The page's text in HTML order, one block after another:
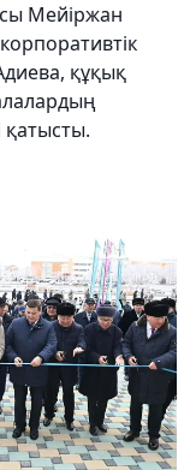
Мейіржан
құқық